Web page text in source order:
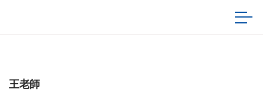
王老師